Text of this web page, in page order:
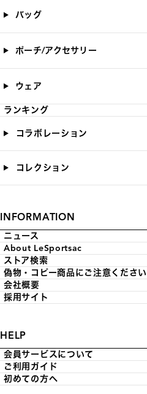
バッグ
ポーチ/アクセサリー
ウェア
ランキング
コラボレーション
コレクション
INFORMATION
ニュース
About LeSportsac
ストア検索
偽物・コピー商品にご注意ください
会社概要
採用サイト
HELP
会員サービスについて
ご利用ガイド
初めての方へ